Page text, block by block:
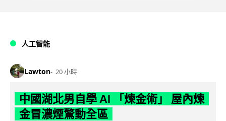
人工智能
Lawton 20 小時
中國湖北男自學 AI 「煉金術」 屋內煉
金冒濃煙驚動全區